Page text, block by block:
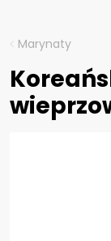
Marynaty